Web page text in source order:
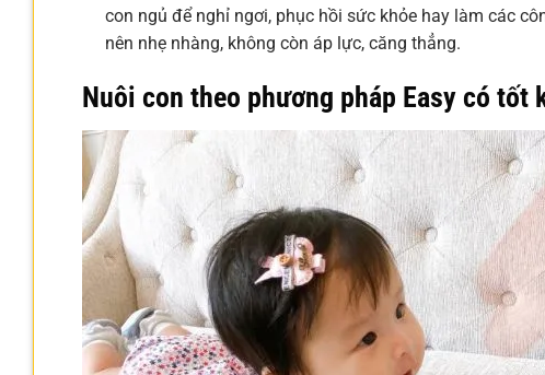
con ngủ để nghỉ ngơi, phục hồi sức khỏe hay làm các
nên nhẹ nhàng, không còn áp lực, căng thẳng.
Nuôi con theo phương pháp Easy có tốt